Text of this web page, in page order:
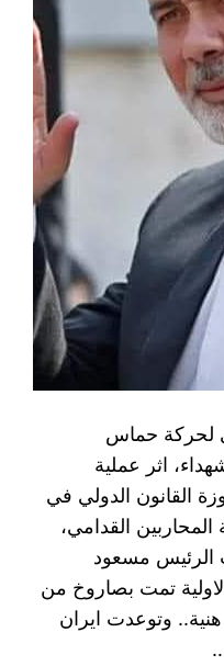
لحركة حماس
اثر عملية
القانون الدولي في
القدامي،
الرئيس مسعود
تمت بصاروخ من
وتوعدت ايران